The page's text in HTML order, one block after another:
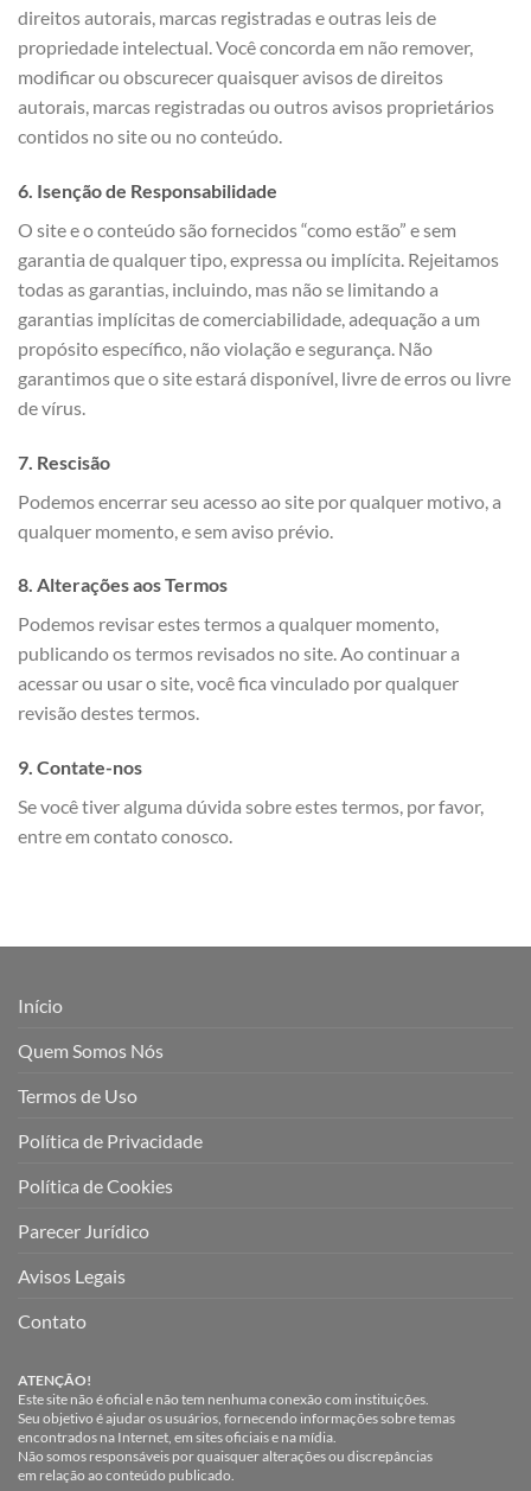
direitos autorais, marcas registradas e outras leis de
propriedade intelectual. Você concorda em não remover,
modificar ou obscurecer quaisquer avisos de direitos
autorais, marcas registradas ou outros avisos proprietários
contidos no site ou no conteúdo.
6. Isenção de Responsabilidade
O site e o conteúdo são fornecidos “como estão” e sem
garantia de qualquer tipo, expressa ou implícita. Rejeitamos
todas as garantias, incluindo, mas não se limitando a
garantias implícitas de comerciabilidade, adequação a um
propósito específico, não violação e segurança. Não
garantimos que o site estará disponível, livre de erros ou livre
de vírus.
7. Rescisão
Podemos encerrar seu acesso ao site por qualquer motivo, a
qualquer momento, e sem aviso prévio.
8. Alterações aos Termos
Podemos revisar estes termos a qualquer momento,
publicando os termos revisados no site. Ao continuar a
acessar ou usar o site, você fica vinculado por qualquer
revisão destes termos.
9. Contate-nos
Se você tiver alguma dúvida sobre estes termos, por favor,
entre em contato conosco.
Início
Quem Somos Nós
Termos de Uso
Política de Privacidade
Política de Cookies
Parecer Jurídico
Avisos Legais
Contato
ATENÇÃO!
Este site não é oficial e não tem nenhuma conexão com instituições.
Seu objetivo é ajudar os usuários, fornecendo informações sobre temas
encontrados na Internet, em sites oficiais e na mídia.
Não somos responsáveis por quaisquer alterações ou discrepâncias
em relação ao conteúdo publicado.